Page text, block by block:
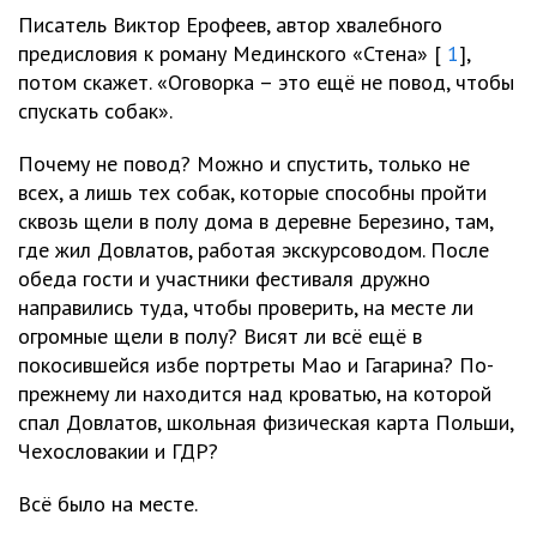
Писатель Виктор Ерофеев, автор хвалебного
предисловия к роману Мединского «Стена» [ 1],
потом скажет. «Оговорка – это ещё не повод, чтобы
спускать собак».
Почему не повод? Можно и спустить, только не
всех, а лишь тех собак, которые способны пройти
сквозь щели в полу дома в деревне Березино, там,
где жил Довлатов, работая экскурсоводом. После
обеда гости и участники фестиваля дружно
направились туда, чтобы проверить, на месте ли
огромные щели в полу? Висят ли всё ещё в
покосившейся избе портреты Мао и Гагарина? По-
прежнему ли находится над кроватью, на которой
спал Довлатов, школьная физическая карта Польши,
Чехословакии и ГДР?
Всё было на месте.